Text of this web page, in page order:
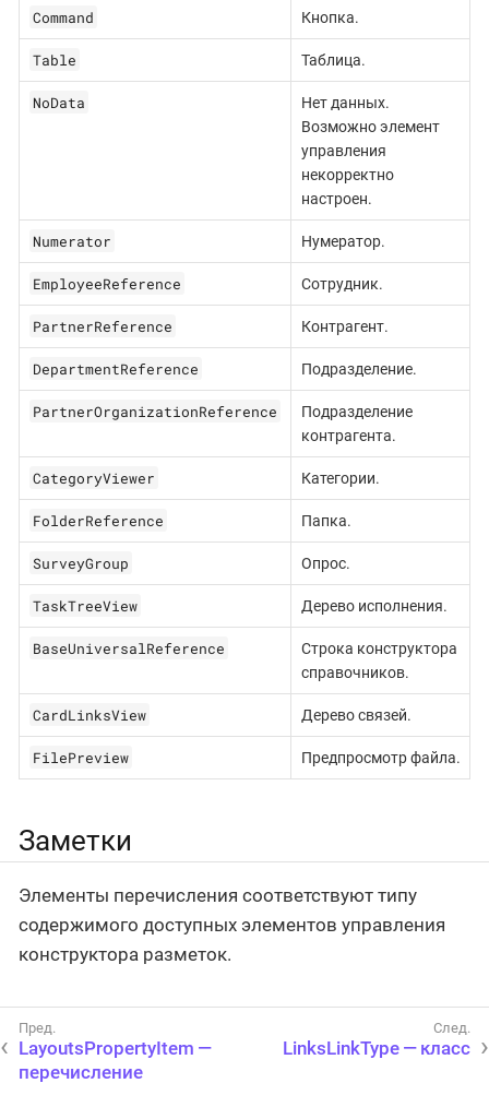
Command Кнопка.
Table Таблица.
NoData
Нет данных.
Возможно элемент
управления
некорректно
настроен.
Numerator Нумератор.
EmployeeReference Сотрудник.
PartnerReference Контрагент.
DepartmentReference Подразделение.
PartnerOrganizationReference
Подразделение
контрагента.
CategoryViewer Категории.
FolderReference Папка.
SurveyGroup Опрос.
TaskTreeView Дерево исполнения.
BaseUniversalReference
Строка конструктора
справочников.
CardLinksView Дерево связей.
FilePreview Предпросмотр файла.
Заметки
Элементы перечисления соответствуют типу
содержимого доступных элементов управления
конструктора разметок.
LayoutsPropertyItem —
перечисление
LinksLinkType — класс